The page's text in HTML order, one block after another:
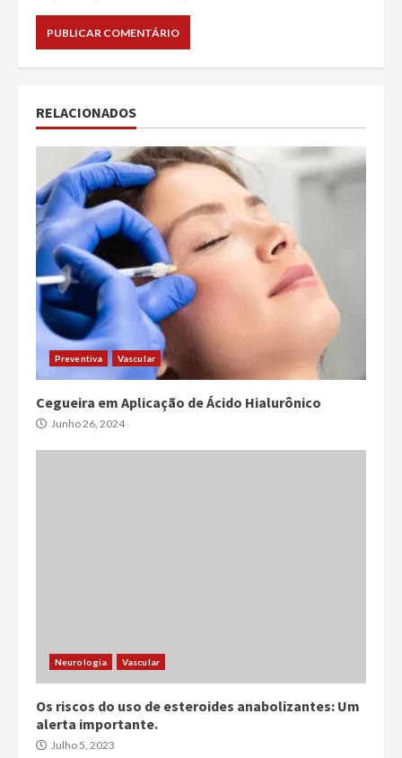
RELACIONADOS
Preventiva Vascular
Cegueira em Aplicação de Ácido Hialurônico
Junho 26, 2024
Neurologia Vascular
Os riscos do uso de esteroides anabolizantes: Um
alerta importante.
Julho 5, 2023